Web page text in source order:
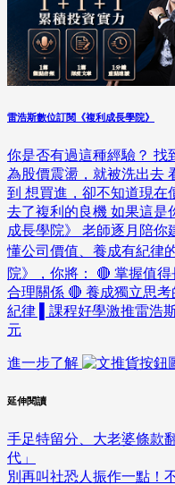
雷浩斯數位訂閱《複利成長學院》
你是否有過這種經驗？ 找
為股價震盪，就被洗出去
到 想買進，卻不知道現在
去了複利的良機 如果這是
成長學院》 老師逐月陪
懂公司價值、養成有紀律
院》，你將： 🔴 掌握值
合理關係 🔴 養成獨立思
紀律 ▌課程好學激推雷浩
元
進一步了解
延伸閱讀
手足特留分、大老婆條款
代」
別再叫社恐人振作一點！